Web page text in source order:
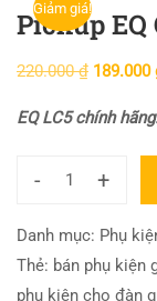
Giảm giá!
Pickup
220.000₫ 189.000
EQ LC5 chính
- +
Danh mục: Phụ
Thẻ: bán phụ kiện
phụ kiện cho đàn